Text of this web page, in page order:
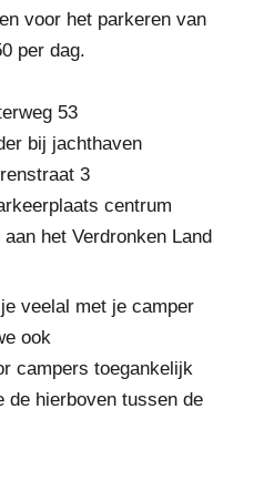
voor het parkeren van
per dag.
53
bij jachthaven
3
centrum
aan het Verdronken Land
veelal met je camper
ook
campers toegankelijk
de hierboven tussen de